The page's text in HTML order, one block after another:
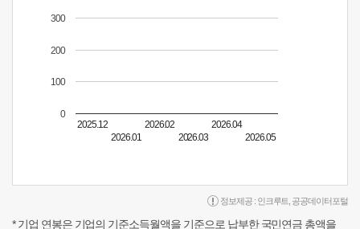
2025.12
2026.01
2026.02
2026.03
2026.04
2026.05
0
100
200
300
정보제공 : 인크루트 공공데이터포털
* 기업 연봉은 기업의 기준소득월액을 기준으로 납부한 국민연금 총액을